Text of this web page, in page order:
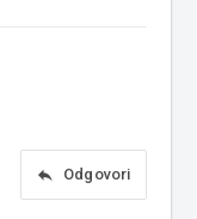
reply Odgovori